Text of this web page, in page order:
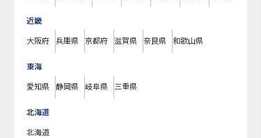
近畿
大阪府 兵庫県 京都府 滋賀県 奈良県 和歌山県
東海
愛知県 静岡県 岐阜県 三重県
北海道
北海道